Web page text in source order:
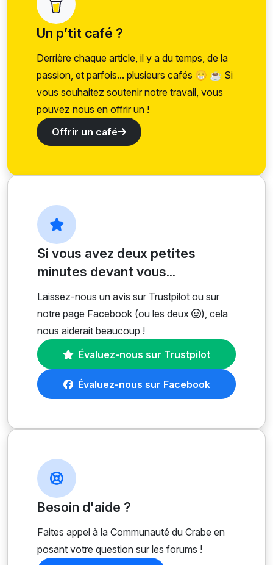
Un p’tit café ?
Derrière chaque article, il y a du temps, de la
passion, et parfois... plusieurs cafés 😁 ☕ Si
vous souhaitez soutenir notre travail, vous
pouvez nous en offrir un !
Offrir un café
Si vous avez deux petites
minutes devant vous...
Laissez-nous un avis sur Trustpilot ou sur
notre page Facebook (ou les deux
), cela
nous aiderait beaucoup !
Évaluez-nous sur Trustpilot
Évaluez-nous sur Facebook
Besoin d'aide ?
Faites appel à la Communauté du Crabe en
posant votre question sur les forums !